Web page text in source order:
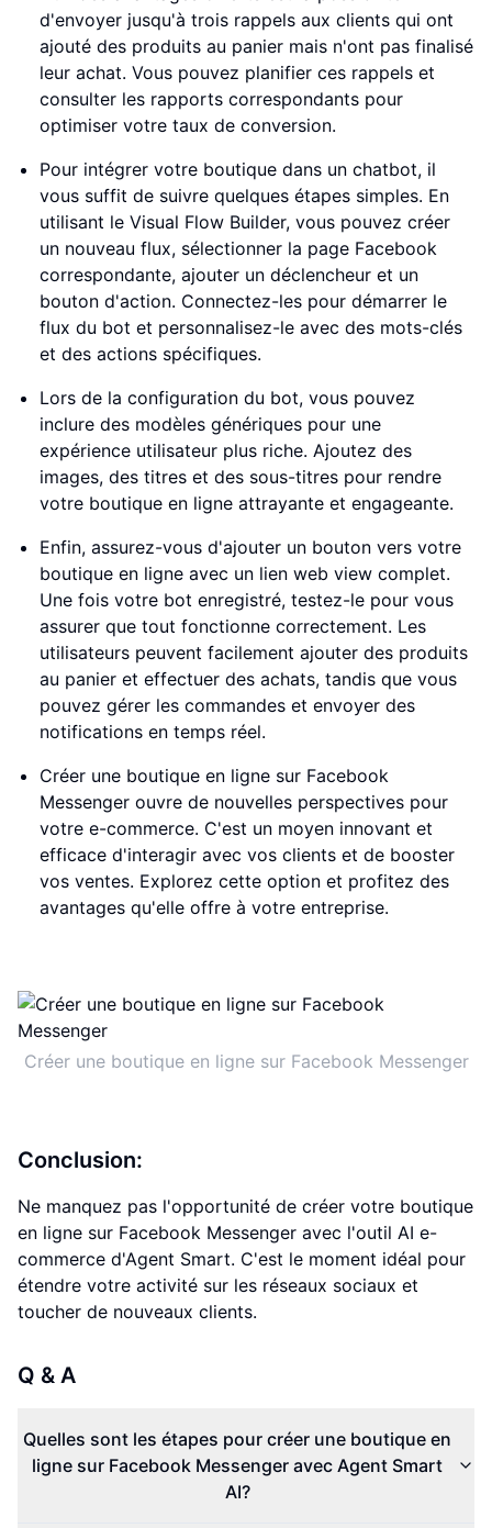
d'envoyer jusqu'à trois rappels aux clients qui ont
ajouté des produits au panier mais n'ont pas finalisé
leur achat. Vous pouvez planifier ces rappels et
consulter les rapports correspondants pour
optimiser votre taux de conversion.
Pour intégrer votre boutique dans un chatbot, il
vous suffit de suivre quelques étapes simples. En
utilisant le Visual Flow Builder, vous pouvez créer
un nouveau flux, sélectionner la page Facebook
correspondante, ajouter un déclencheur et un
bouton d'action. Connectez-les pour démarrer le
flux du bot et personnalisez-le avec des mots-clés
et des actions spécifiques.
Lors de la configuration du bot, vous pouvez
inclure des modèles génériques pour une
expérience utilisateur plus riche. Ajoutez des
images, des titres et des sous-titres pour rendre
votre boutique en ligne attrayante et engageante.
Enfin, assurez-vous d'ajouter un bouton vers votre
boutique en ligne avec un lien web view complet.
Une fois votre bot enregistré, testez-le pour vous
assurer que tout fonctionne correctement. Les
utilisateurs peuvent facilement ajouter des produits
au panier et effectuer des achats, tandis que vous
pouvez gérer les commandes et envoyer des
notifications en temps réel.
Créer une boutique en ligne sur Facebook
Messenger ouvre de nouvelles perspectives pour
votre e-commerce. C'est un moyen innovant et
efficace d'interagir avec vos clients et de booster
vos ventes. Explorez cette option et profitez des
avantages qu'elle offre à votre entreprise.
Créer une boutique en ligne sur Facebook Messenger
Conclusion:
Ne manquez pas l'opportunité de créer votre boutique
en ligne sur Facebook Messenger avec l'outil AI e-
commerce d'Agent Smart. C'est le moment idéal pour
étendre votre activité sur les réseaux sociaux et
toucher de nouveaux clients.
Q & A
Quelles sont les étapes pour créer une boutique en
ligne sur Facebook Messenger avec Agent Smart
AI?